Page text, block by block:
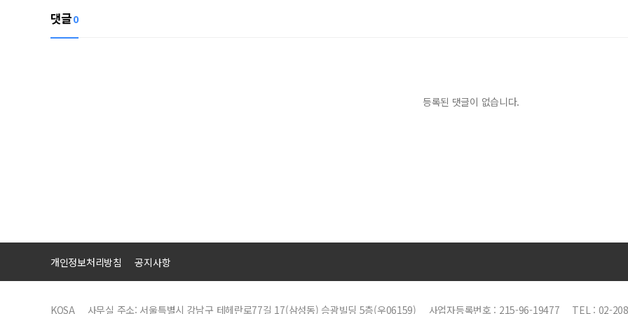
댓글0
등록된 댓글이 없습니다.
개인정보처리방침 공지사항
KOSA 사무실 주소: 서울특별시 강남구 테헤란로77길 17(삼성동) 승광빌딩 5층(우06159) 사업자등록번호 : 215-96-19477 TEL : 02-